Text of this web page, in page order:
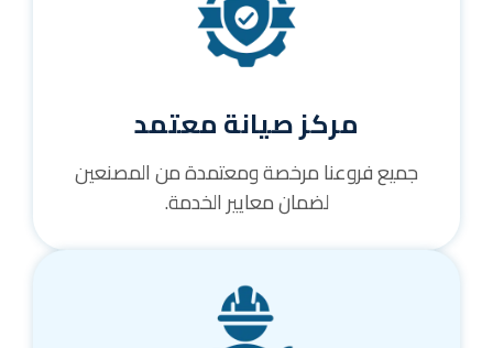
مركز صيانة معتمد
جميع فروعنا مرخصة ومعتمدة من المصنعين
لضمان معايير الخدمة.